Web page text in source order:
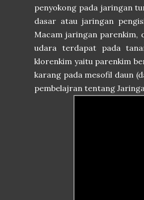
penyokong pada jaringan
dasar atau jaringan
Macam jaringan parenkim,
udara terdapat pada
klorenkim yaitu parenkim
karang pada mesofil daun
pembelajran tentang